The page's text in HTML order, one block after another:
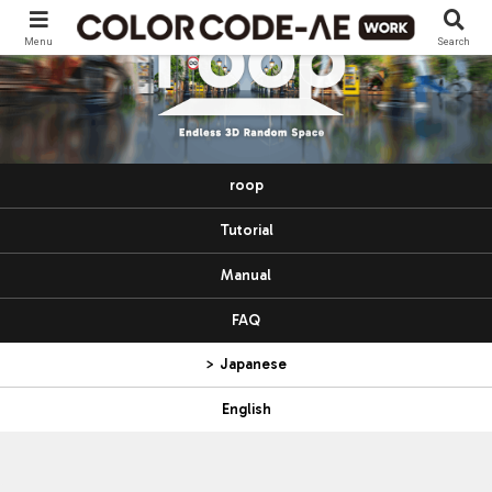
roop
Tutorial
Manual
FAQ
> Japanese
English
Menu Search